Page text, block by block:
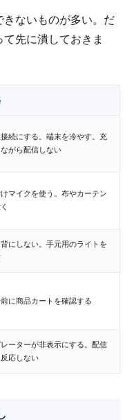
ないものが多い。だ
先に潰しておきま
続にする。端末を冷やす。充
がら配信しない
マイクを使う。布やカーテン
にしない。手元用のライトを
に商品カートを確認する
ーターが非表示にする。配信
応しない